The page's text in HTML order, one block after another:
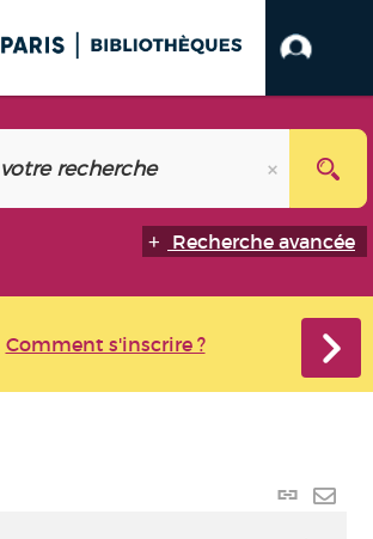
Recherche avancée
Comment s'inscrire ?
Lien